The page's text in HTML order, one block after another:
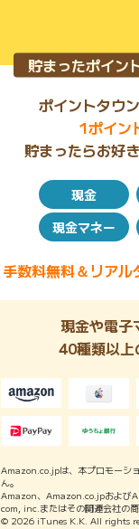
貯まったポイン
ポイントタウ
1ポイン
貯まったらお好
現金
現金マネー
手数料無料＆リアル
現金や電子
40種類以上
Amazon.co.jpは、本プロモーシ
ん。
Amazon、Amazon.co.jpおよび
com, inc.またはその関連会社の商
© 2026 iTunes K.K. All rights